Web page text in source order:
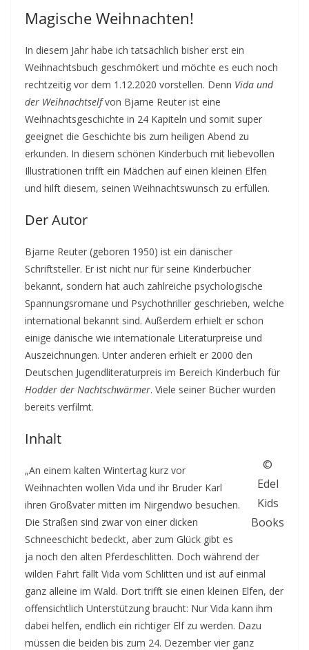
Magische Weihnachten!
In diesem Jahr habe ich tatsächlich bisher erst ein
Weihnachtsbuch geschmökert und möchte es euch noch
rechtzeitig vor dem 1.12.2020 vorstellen. Denn Vida und
der Weihnachtselfvon Bjarne Reuter ist eine
Weihnachtsgeschichte in 24 Kapiteln und somit super
geeignet die Geschichte bis zum heiligen Abend zu
erkunden. In diesem schönen Kinderbuch mit liebevollen
Illustrationen trifft ein Mädchen auf einen kleinen Elfen
und hilft diesem, seinen Weihnachtswunsch zu erfüllen.
Der Autor
Bjarne Reuter (geboren 1950) ist ein dänischer
Schriftsteller. Er ist nicht nur für seine Kinderbücher
bekannt, sondern hat auch zahlreiche psychologische
Spannungsromane und Psychothriller geschrieben, welche
international bekannt sind. Außerdem erhielt er schon
einige dänische wie internationale Literaturpreise und
Auszeichnungen. Unter anderen erhielt er 2000 den
Deutschen Jugendliteraturpreis im Bereich Kinderbuch für
Hodder der Nachtschwärmer. Viele seiner Bücher wurden
bereits verfilmt.
©
Edel
Kids
Books
Inhalt
„An einem kalten Wintertag kurz vor
Weihnachten wollen Vida und ihr Bruder Karl
ihren Großvater mitten im Nirgendwo besuchen.
Die Straßen sind zwar von einer dicken
Schneeschicht bedeckt, aber zum Glück gibt es
ja noch den alten Pferdeschlitten. Doch während der
wilden Fahrt fällt Vida vom Schlitten und ist auf einmal
ganz alleine im Wald. Dort trifft sie einen kleinen Elfen, der
offensichtlich Unterstützung braucht: Nur Vida kann ihm
dabei helfen, endlich ein richtiger Elf zu werden. Dazu
müssen die beiden bis zum 24. Dezember vier ganz